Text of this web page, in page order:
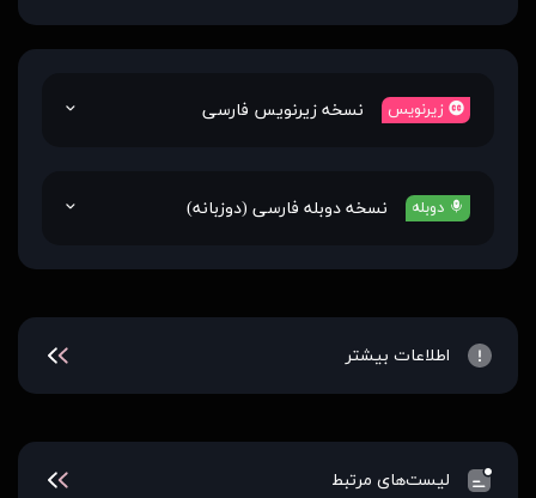
زیرنویس نسخه زیرنویس فارسی
دوبله نسخه دوبله فارسی (دوزبانه)
اطلاعات بیشتر
لیست‌های مرتبط